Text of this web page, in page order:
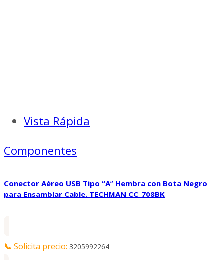
Vista Rápida
Componentes
Conector Aéreo USB Tipo “A” Hembra con Bota Negro
para Ensamblar Cable. TECHMAN CC-708BK
📞 Solicita precio: 3205992264